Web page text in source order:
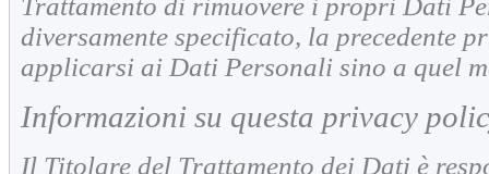
diversamente specificato, la precedente
applicarsi ai Dati Personali sino a quel
Informazioni su questa privacy
Il Titolare del Trattamento dei Dati è